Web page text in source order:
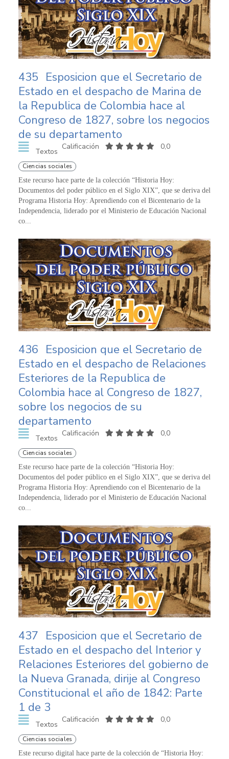
435 Esposicion que el Secretario de
Estado en el despacho de Marina de
la Republica de Colombia hace al
Congreso de 1827, sobre los negocios
de su departamento
Textos
Calificación 0,0
Ciencias sociales
Este recurso hace parte de la colección “Historia Hoy:
Documentos del poder público en el Siglo XIX”, que se deriva del
Programa Historia Hoy: Aprendiendo con el Bicentenario de la
Independencia, liderado por el Ministerio de Educación Nacional
co...
436 Esposicion que el Secretario de
Estado en el despacho de Relaciones
Esteriores de la Republica de
Colombia hace al Congreso de 1827,
sobre los negocios de su
departamento
Textos
Calificación 0,0
Ciencias sociales
Este recurso hace parte de la colección “Historia Hoy:
Documentos del poder público en el Siglo XIX”, que se deriva del
Programa Historia Hoy: Aprendiendo con el Bicentenario de la
Independencia, liderado por el Ministerio de Educación Nacional
co...
437 Esposicion que el Secretario de
Estado en el despacho del Interior y
Relaciones Esteriores del gobierno de
la Nueva Granada, dirije al Congreso
Constitucional el año de 1842: Parte
1 de 3
Textos
Calificación 0,0
Ciencias sociales
Este recurso digital hace parte de la colección de “Historia Hoy: